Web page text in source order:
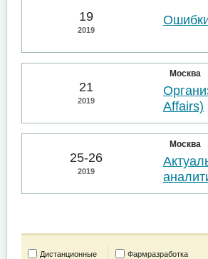
19
2019
21
2019
Москва
Affairs)
25-26
2019
Москва
Дистанционные
Фармразработка